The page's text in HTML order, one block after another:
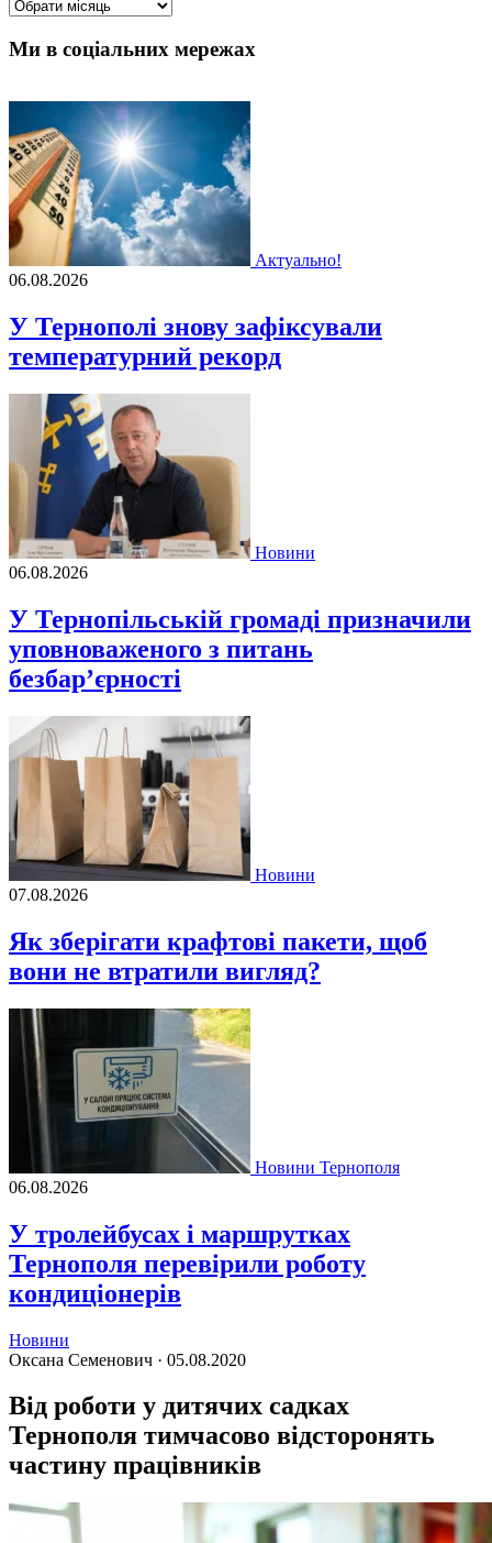
Ми в соціальних мережах
Актуально!
06.08.2026
У Тернополі знову зафіксували
температурний рекорд
Новини
06.08.2026
У Тернопільській громаді призначили
уповноваженого з питань
безбар’єрності
Новини
07.08.2026
Як зберігати крафтові пакети, щоб
вони не втратили вигляд?
Новини Тернополя
06.08.2026
У тролейбусах і маршрутках
Тернополя перевірили роботу
кондиціонерів
Новини
Оксана Семенович · 05.08.2020
Від роботи у дитячих садках
Тернополя тимчасово відсторонять
частину працівників